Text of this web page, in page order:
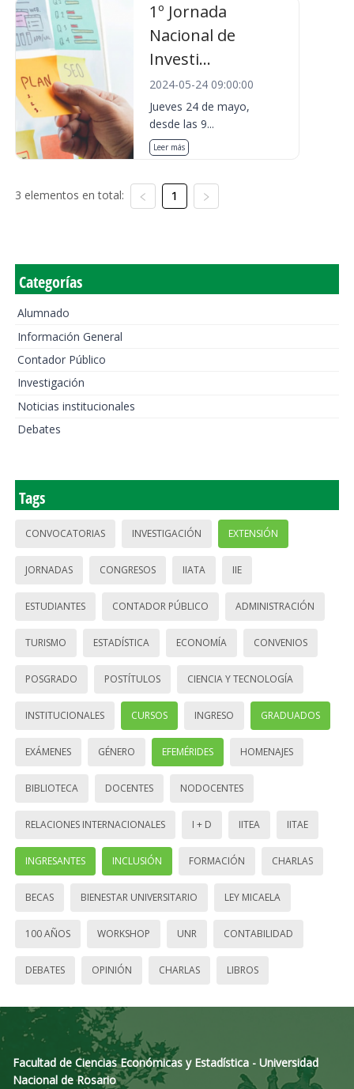
1º Jornada
Nacional de
Investi...
2024-05-24 09:00:00
Jueves 24 de mayo,
desde las 9...
Leer más
3 elementos en total: 1
Categorías
Alumnado
Información General
Contador Público
Investigación
Noticias institucionales
Debates
Tags
CONVOCATORIAS INVESTIGACIÓN EXTENSIÓN
JORNADAS CONGRESOS IIATA IIE
ESTUDIANTES CONTADOR PÚBLICO ADMINISTRACIÓN
TURISMO ESTADÍSTICA ECONOMÍA CONVENIOS
POSGRADO POSTÍTULOS CIENCIA Y TECNOLOGÍA
INSTITUCIONALES CURSOS INGRESO GRADUADOS
EXÁMENES GÉNERO EFEMÉRIDES HOMENAJES
BIBLIOTECA DOCENTES NODOCENTES
RELACIONES INTERNACIONALES I + D IITEA IITAE
INGRESANTES INCLUSIÓN FORMACIÓN CHARLAS
BECAS BIENESTAR UNIVERSITARIO LEY MICAELA
100 AÑOS WORKSHOP UNR CONTABILIDAD
DEBATES OPINIÓN CHARLAS LIBROS
Facultad de Ciencias Económicas y Estadística - Universidad
Nacional de Rosario